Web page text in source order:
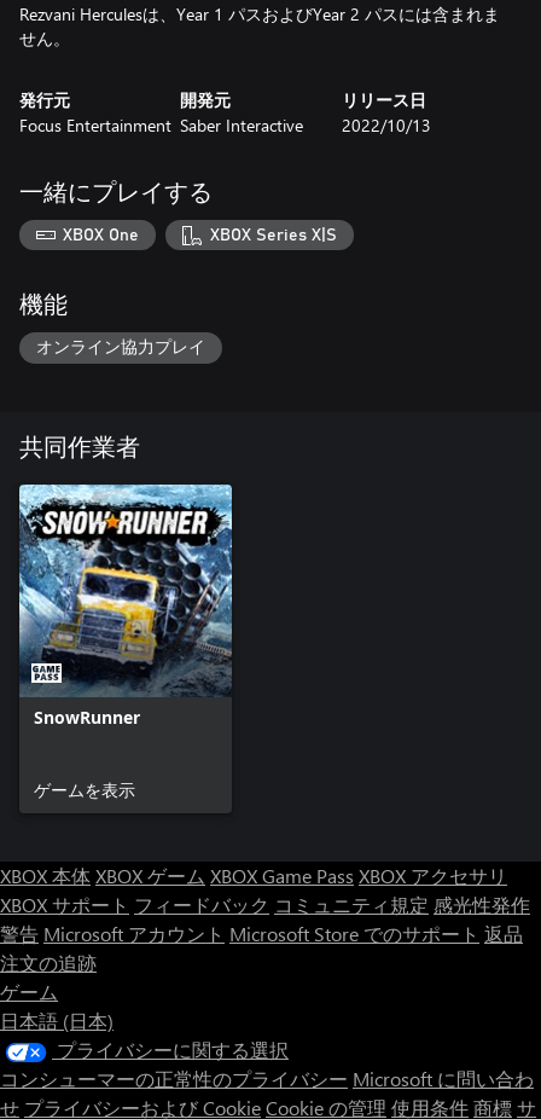
Rezvani Herculesは、Year 1 パスおよびYear 2 パスには含まれま
せん。
発行元
Focus Entertainment
開発元
Saber Interactive
リリース日
2022/10/13
一緒にプレイする
XBOX One XBOX Series X|S
機能
オンライン協力プレイ
共同作業者
SnowRunner
ゲームを表示
XBOX 本体XBOX ゲーム XBOX Game Pass XBOX アクセサリ
XBOX サポート フィードバック コミュニティ規定 感光性発作
警告 Microsoft アカウント Microsoft Store でのサポート 返品
注文の追跡
ゲーム
日本語 (日本)
プライバシーに関する選択
コンシューマーの正常性のプライバシー Microsoft に問い合わ
せ プライバシーおよび CookieCookie の管理 使用条件商標サ